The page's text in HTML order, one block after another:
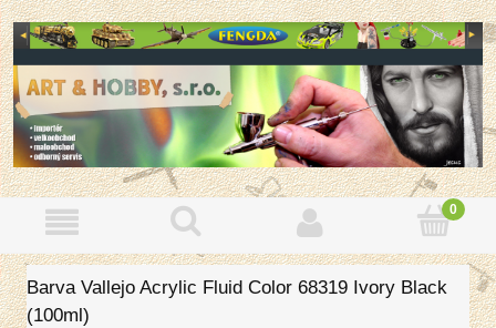
Barva Vallejo Acrylic Fluid Color 68319 Ivory Black
(100ml)